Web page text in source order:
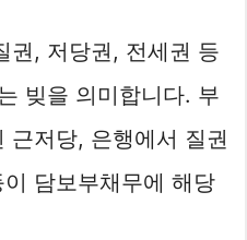
권, 저당권, 전세권 등
빚을 의미합니다. 부
근저당, 은행에서 질권
담보부채무에 해당